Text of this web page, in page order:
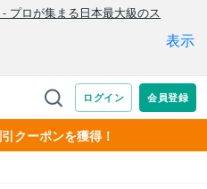
クーポンを獲得！